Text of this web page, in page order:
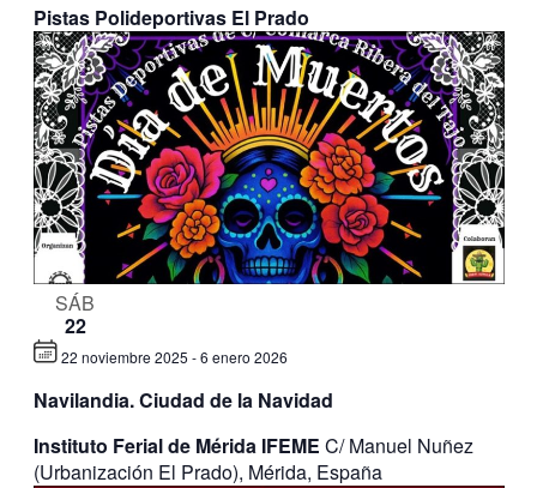
Pistas Polideportivas El Prado
SÁB
22
Navilandia. Ciudad de la Navidad
22 noviembre 2025 -6 enero 2026
Instituto Ferial de Mérida IFEME C/ Manuel Nuñez
(Urbanización El Prado), Mérida, España